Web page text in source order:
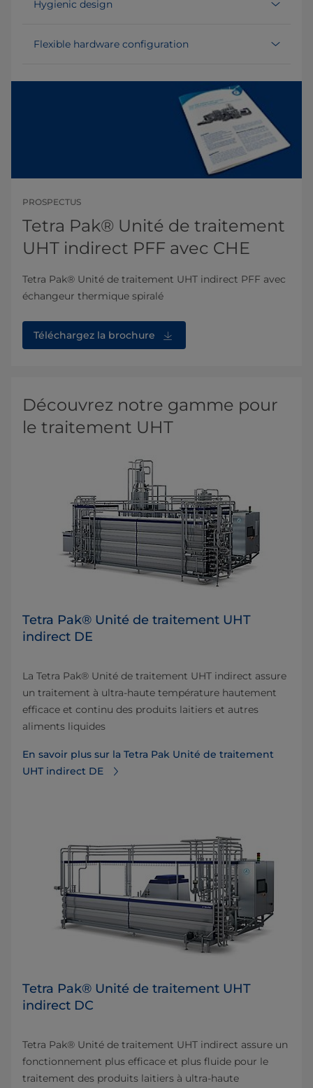
Hygienic design
Flexible hardware configuration
PROSPECTUS
Tetra Pak® Unité de traitement
UHT indirect PFF avec CHE
Tetra Pak® Unité de traitement UHT indirect PFF avec
échangeur thermique spiralé
Téléchargez la brochure
Découvrez notre gamme pour
le traitement UHT
Tetra Pak® Unité de traitement UHT
indirect DE
La Tetra Pak® Unité de traitement UHT indirect assure
un traitement à ultra-haute température hautement
efficace et continu des produits laitiers et autres
aliments liquides
En savoir plus sur la Tetra Pak Unité de traitement
UHT indirect DE
Tetra Pak® Unité de traitement UHT
indirect DC
Tetra Pak® Unité de traitement UHT indirect assure un
fonctionnement plus efficace et plus fluide pour le
traitement des produits laitiers à ultra-haute